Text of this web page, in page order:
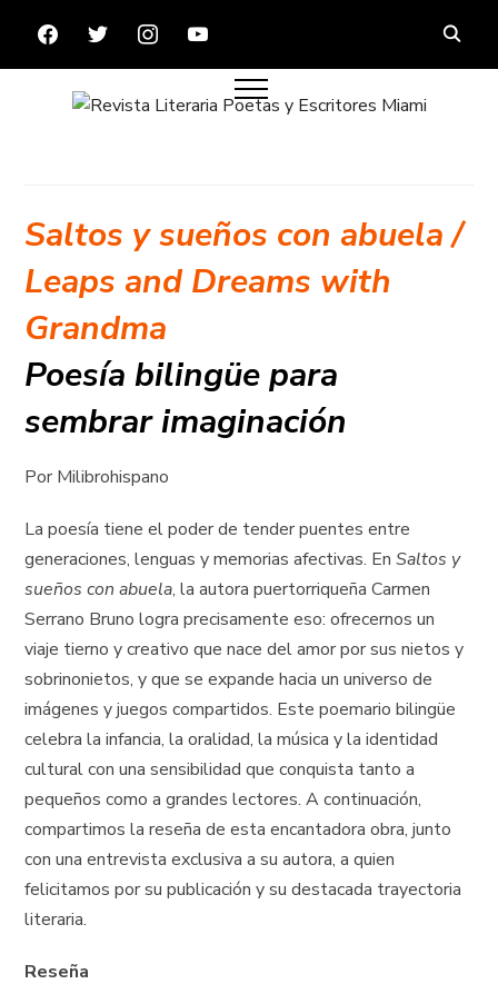
FACEBOOKTWITTERINSTAGRAMYOUTUBE
Saltos y sueños con abuela /
Leaps and Dreams with
Grandma
Poesía bilingüe para
sembrar imaginación
Por Milibrohispano
La poesía tiene el poder de tender puentes entre
generaciones, lenguas y memorias afectivas. EnSaltos y
sueños con abuela, la autora puertorriqueña Carmen
Serrano Bruno logra precisamente eso: ofrecernos un
viaje tierno y creativo que nace del amor por sus nietos y
sobrinonietos, y que se expande hacia un universo de
imágenes y juegos compartidos. Este poemario bilingüe
celebra la infancia, la oralidad, la música y la identidad
cultural con una sensibilidad que conquista tanto a
pequeños como a grandes lectores. A continuación,
compartimos la reseña de esta encantadora obra, junto
con una entrevista exclusiva a su autora, a quien
felicitamos por su publicación y su destacada trayectoria
literaria.
Reseña